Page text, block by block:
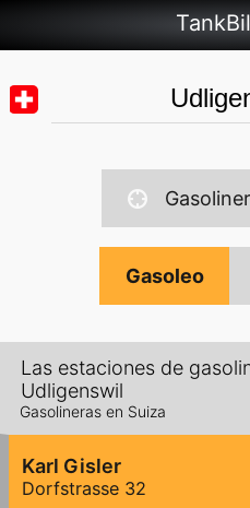
Gasoleo
Las estaciones de
Udligenswil
Gasolineras en Suiza
Karl Gisler
Dorfstrasse 32